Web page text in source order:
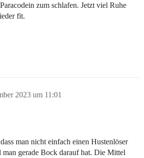
zum schlafen. Jetzt viel Ruhe
fit.
2023 um 11:01
man nicht einfach einen Hustenlöser
gerade Bock darauf hat. Die Mittel